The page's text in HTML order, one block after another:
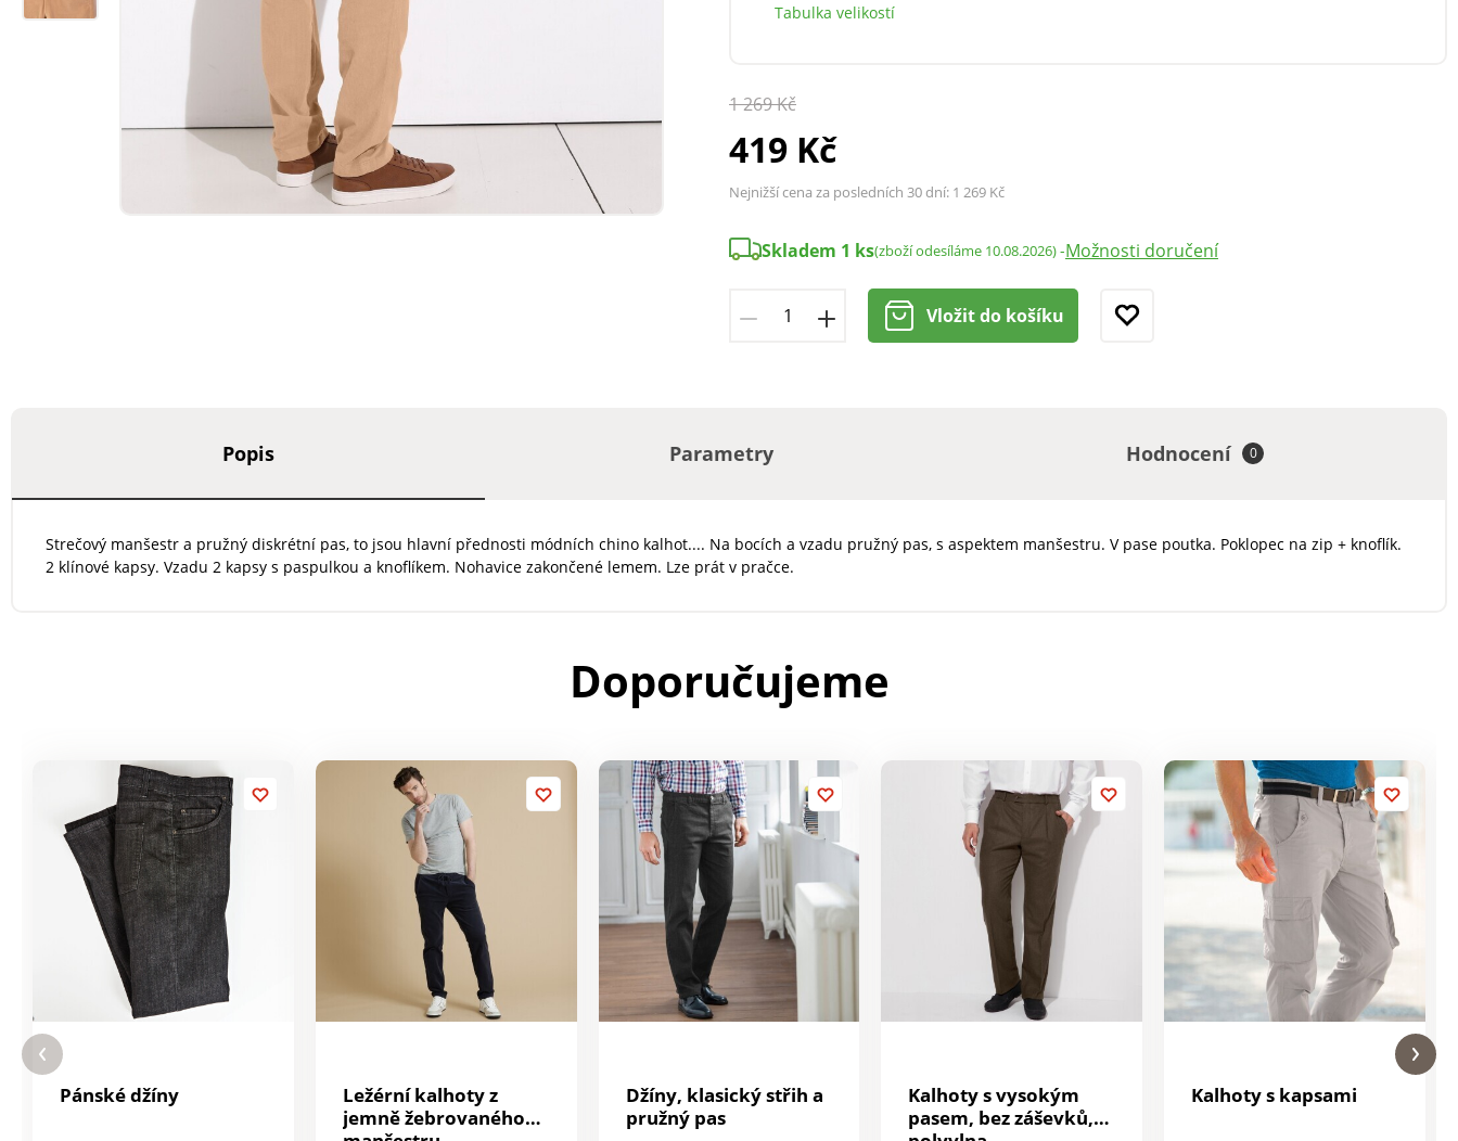
Tabulka velikostí
1 269 Kč
419 Kč
Nejnižší cena za posledních 30 dní: 1 269 Kč
Skladem 1 ks(zboží odesíláme 10.08.2026)-Možnosti doručení
Vložit do košíku
Popis Parametry Hodnocení 0
Strečový manšestr a pružný diskrétní pas, to jsou hlavní přednosti módních chino kalhot.... Na bocích a vzadu pružný pas, s aspektem manšestru. V pase poutka. Poklopec na zip + knoflík.
2 klínové kapsy. Vzadu 2 kapsy s paspulkou a knoflíkem. Nohavice zakončené lemem. Lze prát v pračce.
Doporučujeme
Pánské džíny
Ležérní kalhoty z
jemně žebrovaného
Džíny, klasický střih a
pružný pas
Kalhoty s vysokým
pasem, bez záševků,
Kalhoty s kapsami